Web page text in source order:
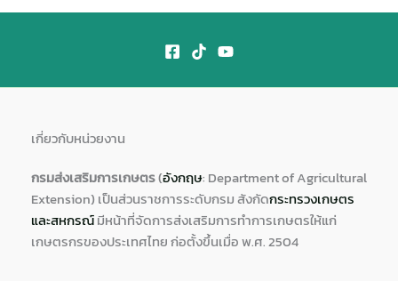
เกี่ยวกับหน่วยงาน
กรมส่งเสริมการเกษตร(อังกฤษ: Department of Agricultural
Extension) เป็นส่วนราชการระดับกรม สังกัดกระทรวงเกษตร
และสหกรณ์มีหน้าที่จัดการส่งเสริมการทำการเกษตรให้แก่
เกษตรกรของประเทศไทย ก่อตั้งขึ้นเมื่อ พ.ศ. 2504